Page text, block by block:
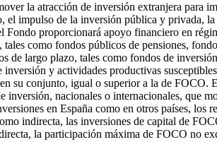
la atracción de inversión extranjera para
el impulso de la inversión pública y privada,
Fondo proporcionará apoyo financiero en
como fondos públicos de pensiones,
de largo plazo, tales como fondos de
inversión y actividades productivas
su conjunto, igual o superior a la de
inversión, nacionales o internacionales, que
en España como en otros países,
indirecta, las inversiones de capital de
la participación máxima de FOCO no